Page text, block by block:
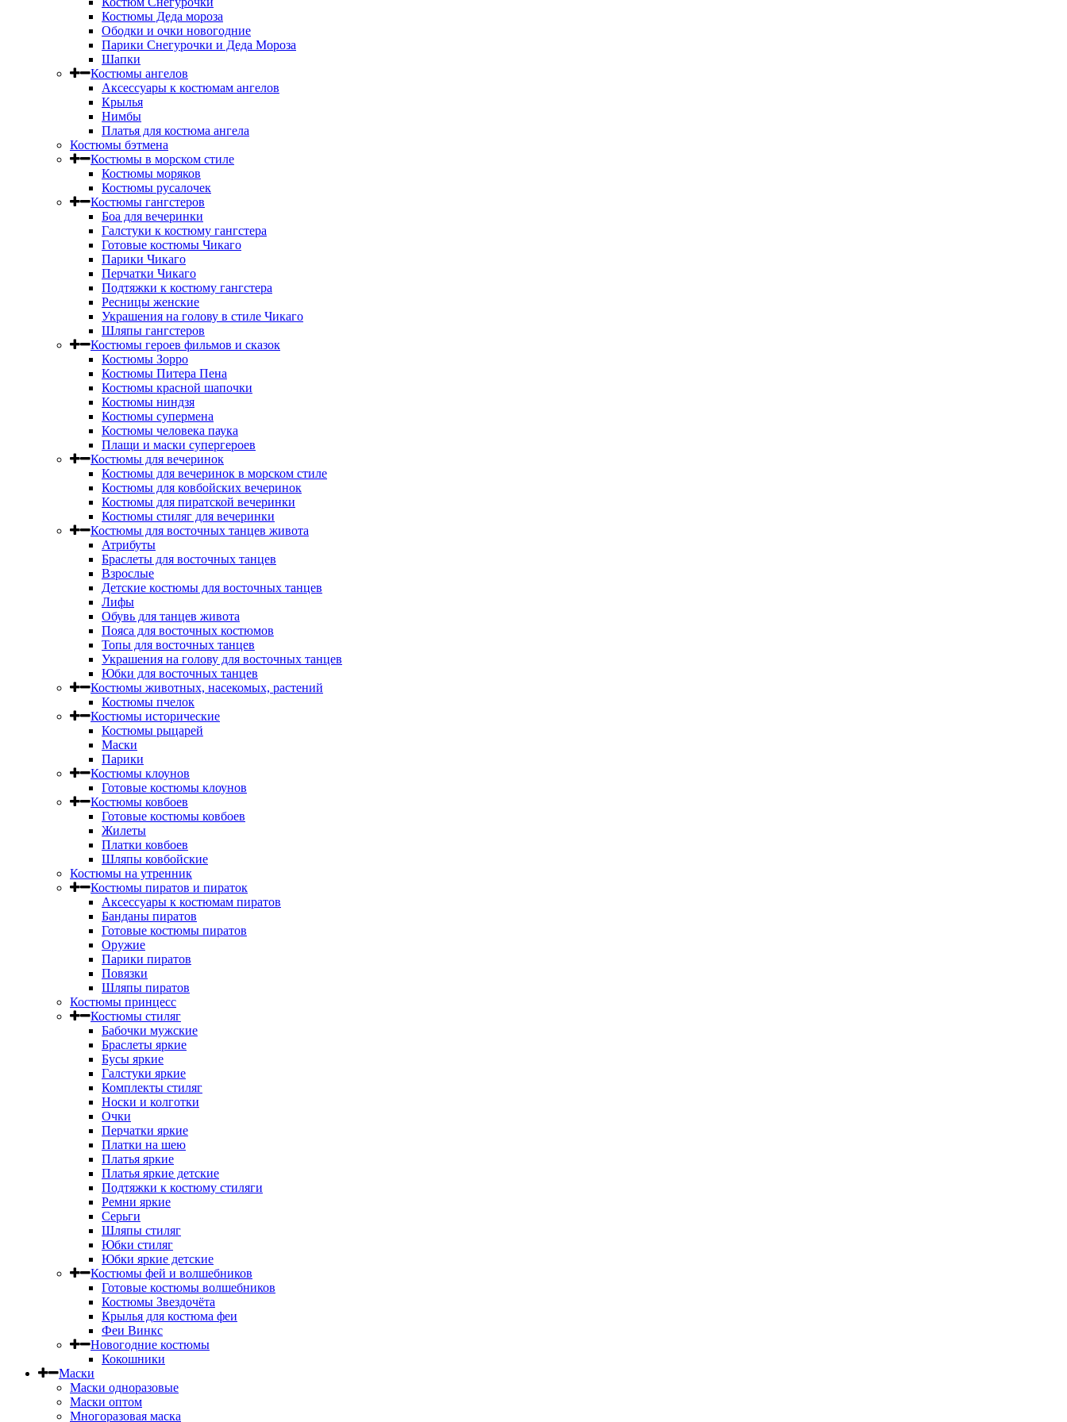
Костюмы Деда мороза
Ободки и очки новогодние
Парики Снегурочки и Деда Мороза
Шапки
Костюмы ангелов
Аксессуары к костюмам ангелов
Крылья
Нимбы
Платья для костюма ангела
Костюмы бэтмена
Костюмы в морском стиле
Костюмы моряков
Костюмы русалочек
Костюмы гангстеров
Боа для вечеринки
Галстуки к костюму гангстера
Готовые костюмы Чикаго
Парики Чикаго
Перчатки Чикаго
Подтяжки к костюму гангстера
Ресницы женские
Украшения на голову в стиле Чикаго
Шляпы гангстеров
Костюмы героев фильмов и сказок
Костюмы Зорро
Костюмы Питера Пена
Костюмы красной шапочки
Костюмы ниндзя
Костюмы супермена
Костюмы человека паука
Плащи и маски супергероев
Костюмы для вечеринок
Костюмы для вечеринок в морском стиле
Костюмы для ковбойских вечеринок
Костюмы для пиратской вечеринки
Костюмы стиляг для вечеринки
Костюмы для восточных танцев живота
Атрибуты
Браслеты для восточных танцев
Взрослые
Детские костюмы для восточных танцев
Лифы
Обувь для танцев живота
Пояса для восточных костюмов
Топы для восточных танцев
Украшения на голову для восточных танцев
Юбки для восточных танцев
Костюмы животных, насекомых, растений
Костюмы пчелок
Костюмы исторические
Костюмы рыцарей
Маски
Парики
Костюмы клоунов
Готовые костюмы клоунов
Костюмы ковбоев
Готовые костюмы ковбоев
Жилеты
Платки ковбоев
Шляпы ковбойские
Костюмы на утренник
Костюмы пиратов и пираток
Аксессуары к костюмам пиратов
Банданы пиратов
Готовые костюмы пиратов
Оружие
Парики пиратов
Повязки
Шляпы пиратов
Костюмы принцесс
Костюмы стиляг
Бабочки мужские
Браслеты яркие
Бусы яркие
Галстуки яркие
Комплекты стиляг
Носки и колготки
Очки
Перчатки яркие
Платки на шею
Платья яркие
Платья яркие детские
Подтяжки к костюму стиляги
Ремни яркие
Серьги
Шляпы стиляг
Юбки стиляг
Юбки яркие детские
Костюмы фей и волшебников
Готовые костюмы волшебников
Костюмы Звездочёта
Крылья для костюма феи
Феи Винкс
Новогодние костюмы
Кокошники
Маски
Маски одноразовые
Маски оптом
Многоразовая маска